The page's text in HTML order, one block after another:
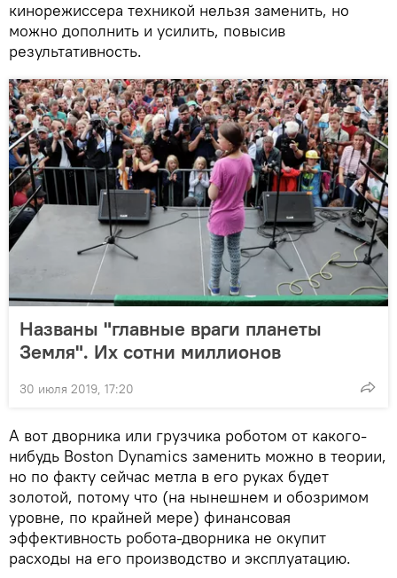
кинорежиссера техникой нельзя заменить, но
можно дополнить и усилить, повысив
результативность.
Названы "главные враги планеты
Земля". Их сотни миллионов
30 июля 2019, 17:20
А вот дворника или грузчика роботом от какого-
нибудь Boston Dynamics заменить можно в теории,
но по факту сейчас метла в его руках будет
золотой, потому что (на нынешнем и обозримом
уровне, по крайней мере) финансовая
эффективность робота-дворника не окупит
расходы на его производство и эксплуатацию.